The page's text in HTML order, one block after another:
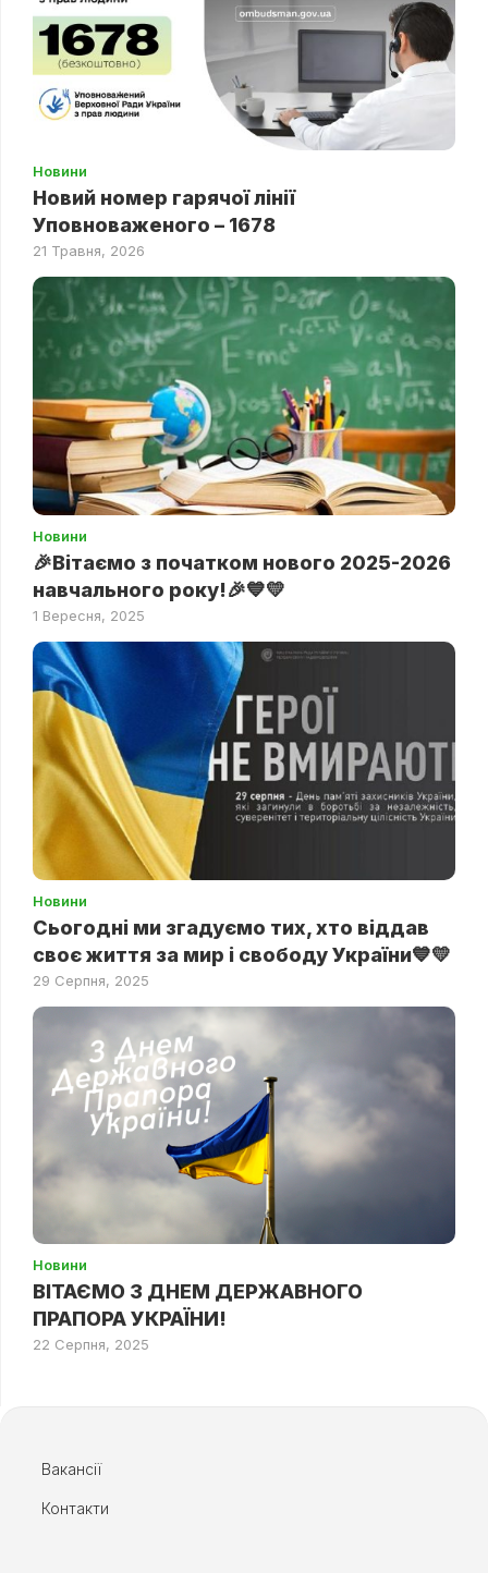
Новини
Новий номер гарячої лінії
Уповноваженого – 1678
21 Травня, 2026
Новини
🎉Вітаємо з початком нового 2025-2026
навчального року!🎉💙💛
1 Вересня, 2025
Новини
Сьогодні ми згадуємо тих, хто віддав
своє життя за мир і свободу України💙💛
29 Серпня, 2025
Новини
ВІТАЄМО З ДНЕМ ДЕРЖАВНОГО
ПРАПОРА УКРАЇНИ!
22 Серпня, 2025
Вакансії
Контакти